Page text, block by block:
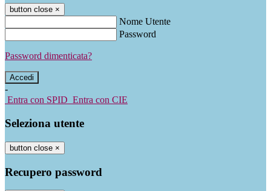
button close ×
Nome Utente
Password
Password dimenticata?
-
Entra con SPID Entra con CIE
Seleziona utente
button close ×
Recupero password